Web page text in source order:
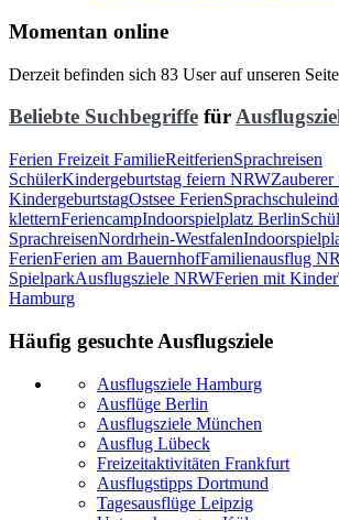
Momentan online
Derzeit befinden sich 83 User auf unseren
Beliebte Suchbegriffe für
Ferien Freizeit FamilieReitferienSprachreisen
SchülerKindergeburtstag feiern NRWZauberer
KindergeburtstagOstsee FerienSprachschule
kletternFeriencampIndoorspielplatz Berlin
SprachreisenNordrhein-Westfalen
FerienFerien am BauernhofFamilienausflug
SpielparkAusflugsziele NRWFerien mit Kinder
Hamburg
Häufig gesuchte Ausflugsziele
Ausflugsziele Hamburg
Ausflüge Berlin
Ausflugsziele München
Ausflug Lübeck
Freizeitaktivitäten Frankfurt
Ausflugstipps Dortmund
Tagesausflüge Leipzig